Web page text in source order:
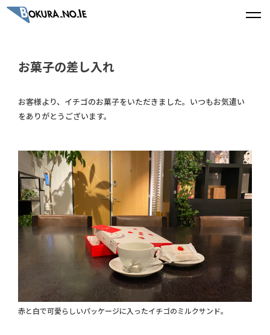
お菓子の差し入れ
お客様より、イチゴのお菓子をいただきました。いつもお気遣い
をありがとうございます。
赤と白で可愛らしいパッケージに入ったイチゴのミルクサンド。